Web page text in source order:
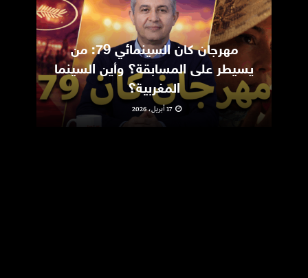
مهرجان كان السينمائي 79: من
يسيطر على المسابقة؟ وأين السينما
المغربية؟
17 أبريل، 2026